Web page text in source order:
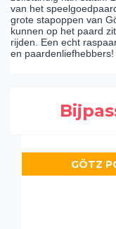
van het
grote stapoppen van
kunnen op het paard
rijden. Een echt
en paardenliefhebbers!
GÖTZ